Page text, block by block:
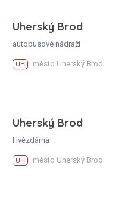
Uherský Brod
autobusové nádraží
UH město Uherský Brod
Uherský Brod
Hvězdárna
UH město Uherský Brod